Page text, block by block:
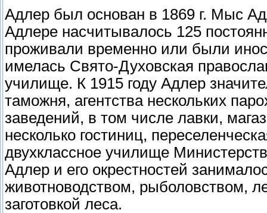
Адлер был основан в 1869 г. Мыс
Адлере насчитывалось 125
проживали временно или были
имелась Свято-Духовская
училище. К 1915 году Адлер
таможня, агентства нескольких
заведений, в том числе лавки,
несколько гостиниц,
двухклассное училище
Адлер и его окрестностей
животноводством, рыболовством,
заготовкой леса.